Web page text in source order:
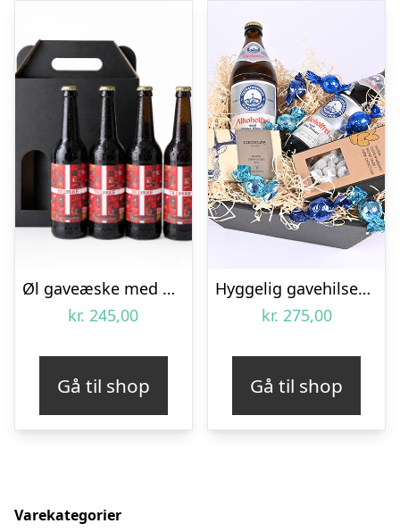
Øl gaveæske med fire ‘TILLYKKE’ øl
kr. 245,00
Gå til shop
Hyggelig gavehilsen, alkoholfri – Send blomster med Bloomit
kr. 275,00
Gå til shop
Varekategorier